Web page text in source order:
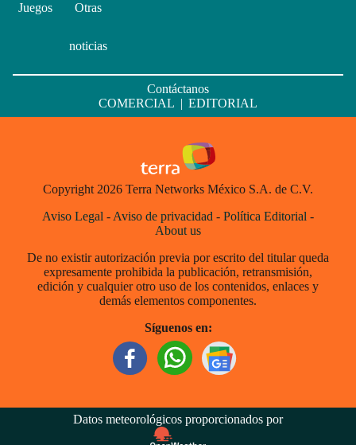
Juegos Otras
noticias
Contáctanos
COMERCIAL | EDITORIAL
Copyright 2026 Terra Networks México S.A. de C.V.
Aviso Legal - Aviso de privacidad - Política Editorial -
About us
De no existir autorización previa por escrito del titular queda
expresamente prohibida la publicación, retransmisión,
edición y cualquier otro uso de los contenidos, enlaces y
demás elementos componentes.
Síguenos en:
Datos meteorológicos proporcionados por